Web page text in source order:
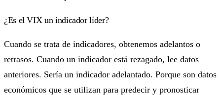
¿Es el VIX un indicador líder?
Cuando se trata de indicadores, obtenemos adelantos o
retrasos. Cuando un indicador está rezagado, lee datos
anteriores. Sería un indicador adelantado. Porque son datos
económicos que se utilizan para predecir y pronosticar